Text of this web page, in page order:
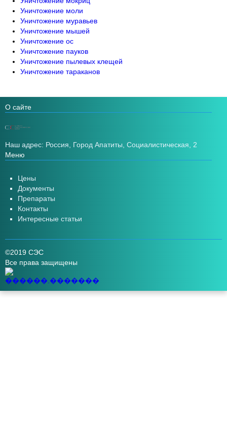
Уничтожение моли
Уничтожение муравьев
Уничтожение мышей
Уничтожение ос
Уничтожение пауков
Уничтожение пылевых клещей
Уничтожение тараканов
О сайте
Наш адрес: Россия, Город Апатиты, Социалистическая, 2
Меню
Цены
Документы
Препараты
Контакты
Интересные статьи
©2019 СЭС
Все права защищены